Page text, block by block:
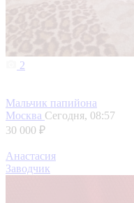
2
Мальчик папийона
Москва Сегодня, 08:57
30 000 ₽
Анастасия
Заводчик